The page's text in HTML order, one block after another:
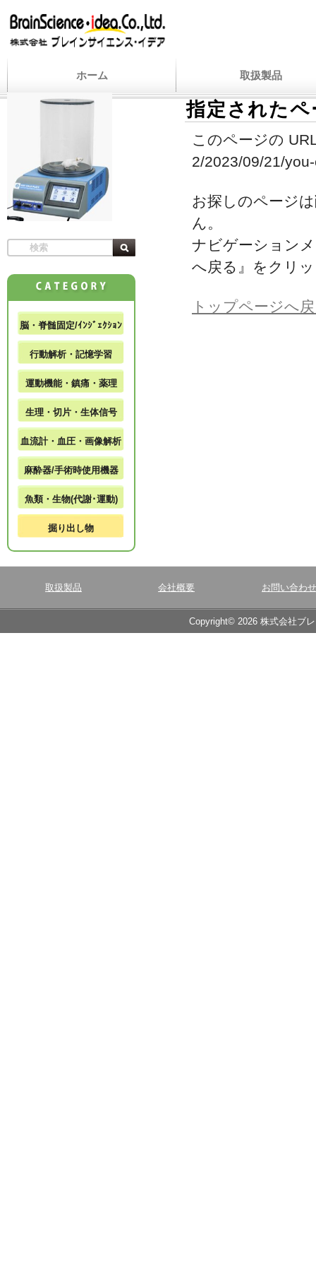
ホーム 取扱製品
指定された
このページの
2/2023/09/21/
お探しのページ
ん。
ナビゲーション
へ戻る』をクリ
トップページへ
脳・脊髄固定/ｲﾝｼﾞｪｸｼｮﾝ
行動解析・記憶学習
運動機能・鎮痛・薬理
生理・切片・生体信号
血流計・血圧・画像解析
麻酔器/手術時使用機器
魚類・生物(代謝･運動)
掘り出し物
取扱製品 会社概要 お問い合わせ
Copyright© 2026 株式会社ブ